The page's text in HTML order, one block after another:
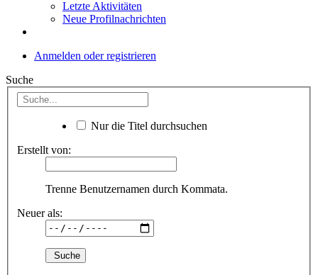
Letzte Aktivitäten
Neue Profilnachrichten
Anmelden oder registrieren
Suche
Nur die Titel durchsuchen
Erstellt von:
Trenne Benutzernamen durch Kommata.
Neuer als: